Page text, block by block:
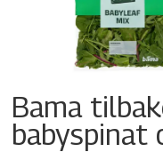
Bama
babyspinat